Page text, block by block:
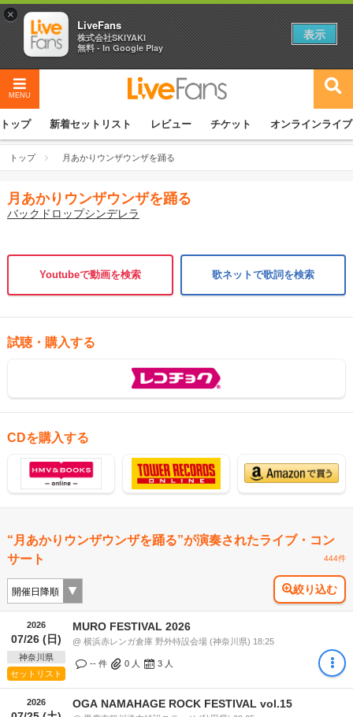
MENU
トップ 新着セットリスト レビュー チケット オンラインライブ
トップ 月あかりウンザウンザを踊る
月あかりウンザウンザを踊る
バックドロップシンデレラ
Youtubeで動画を検索 歌ネットで歌詞を検索
試聴・購入する
CDを購入する
“月あかりウンザウンザを踊る”が演奏されたライブ・コン
サート
444件
絞り込む
2026
07/26 (日)
神奈川県
セットリスト
MURO FESTIVAL 2026
@ 横浜赤レンガ倉庫 野外特設会場 (神奈川県) 18:25
-- 件 0 人 3 人
2026 OGA NAMAHAGE ROCK FESTIVAL vol.15
×
LiveFans
株式会社SKIYAKI
無料 - In Google Play
表示